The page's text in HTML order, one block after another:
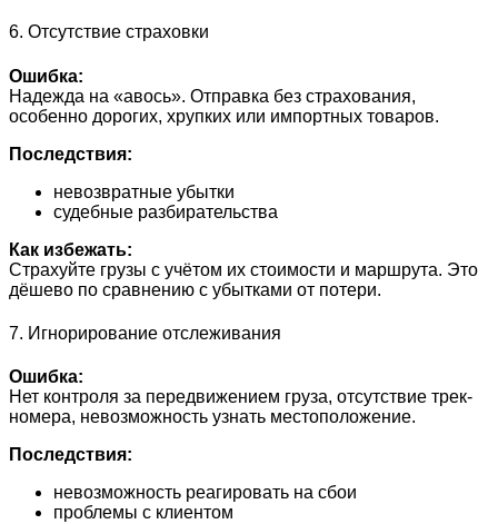
6. Отсутствие страховки
Ошибка:
Надежда на «авось». Отправка без страхования,
особенно дорогих, хрупких или импортных товаров.
Последствия:
невозвратные убытки
судебные разбирательства
Как избежать:
Страхуйте грузы с учётом их стоимости и маршрута. Это
дёшево по сравнению с убытками от потери.
7. Игнорирование отслеживания
Ошибка:
Нет контроля за передвижением груза, отсутствие трек-
номера, невозможность узнать местоположение.
Последствия:
невозможность реагировать на сбои
проблемы с клиентом